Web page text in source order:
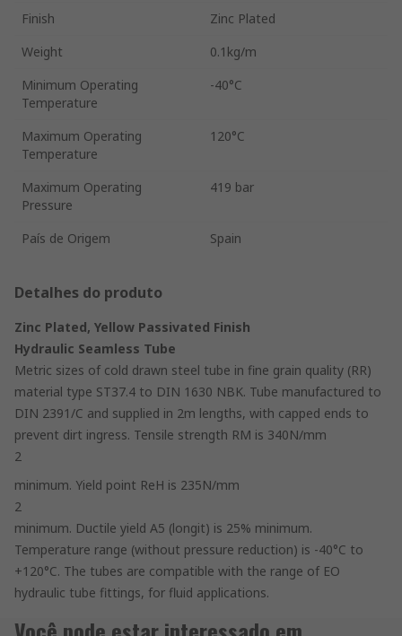
Finish
Zinc Plated
Weight
0.1kg/m
Minimum Operating
Temperature
-40°C
Maximum Operating
Temperature
120°C
Maximum Operating
Pressure
419 bar
País de Origem Spain
Detalhes do produto
Zinc Plated, Yellow Passivated Finish
Hydraulic Seamless Tube
Metric sizes of cold drawn steel tube in fine grain quality (RR)
material type ST37.4 to DIN 1630 NBK. Tube manufactured to
DIN 2391/C and supplied in 2m lengths, with capped ends to
prevent dirt ingress. Tensile strength RM is 340N/mm
2
minimum. Yield point ReH is 235N/mm
2
minimum. Ductile yield A5 (longit) is 25% minimum.
Temperature range (without pressure reduction) is -40°C to
+120°C. The tubes are compatible with the range of EO
hydraulic tube fittings, for fluid applications.